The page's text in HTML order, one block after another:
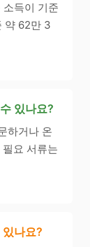
득이 기준
약 62만 3
있나요?
하거나 온
요 서류는
나요?